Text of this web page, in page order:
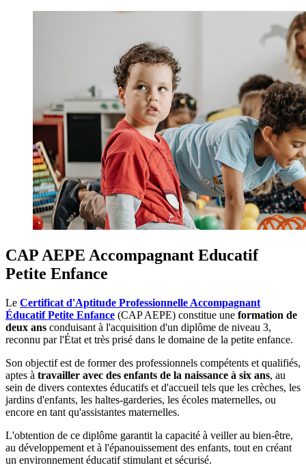
CAP AEPE Accompagnant Educatif
Petite Enfance
Le Certificat d'Aptitude Professionnelle Accompagnant
Éducatif Petite Enfance (CAP AEPE) constitue une formation de
deux ans conduisant à l'acquisition d'un diplôme de niveau 3,
reconnu par l'État et très prisé dans le domaine de la petite enfance.
Son objectif est de former des professionnels compétents et qualifiés,
aptes à travailler avec des enfants de la naissance à six ans, au
sein de divers contextes éducatifs et d'accueil tels que les crèches, les
jardins d'enfants, les haltes-garderies, les écoles maternelles, ou
encore en tant qu'assistantes maternelles.
L'obtention de ce diplôme garantit la capacité à veiller au bien-être,
au développement et à l'épanouissement des enfants, tout en créant
un environnement éducatif stimulant et sécurisé.